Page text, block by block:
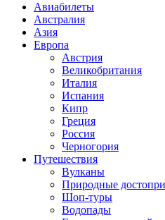
Авиабилеты
Австралия
Азия
Европа
Австрия
Великобритания
Италия
Испания
Кипр
Греция
Россия
Черногория
Путешествия
Вулканы
Природные
Шоп-туры
Водопады